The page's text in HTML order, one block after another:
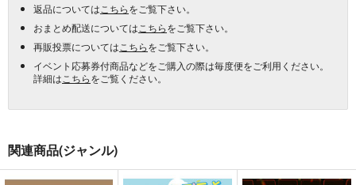
返品については こちらをご覧下さい。
おまとめ配送については こちらをご覧下さい。
再販投票については こちらをご覧下さい。
イベント応募券付商品などをご購入の際は毎度便をご利用ください。
詳細は こちらをご覧ください。
関連商品(ジャンル)